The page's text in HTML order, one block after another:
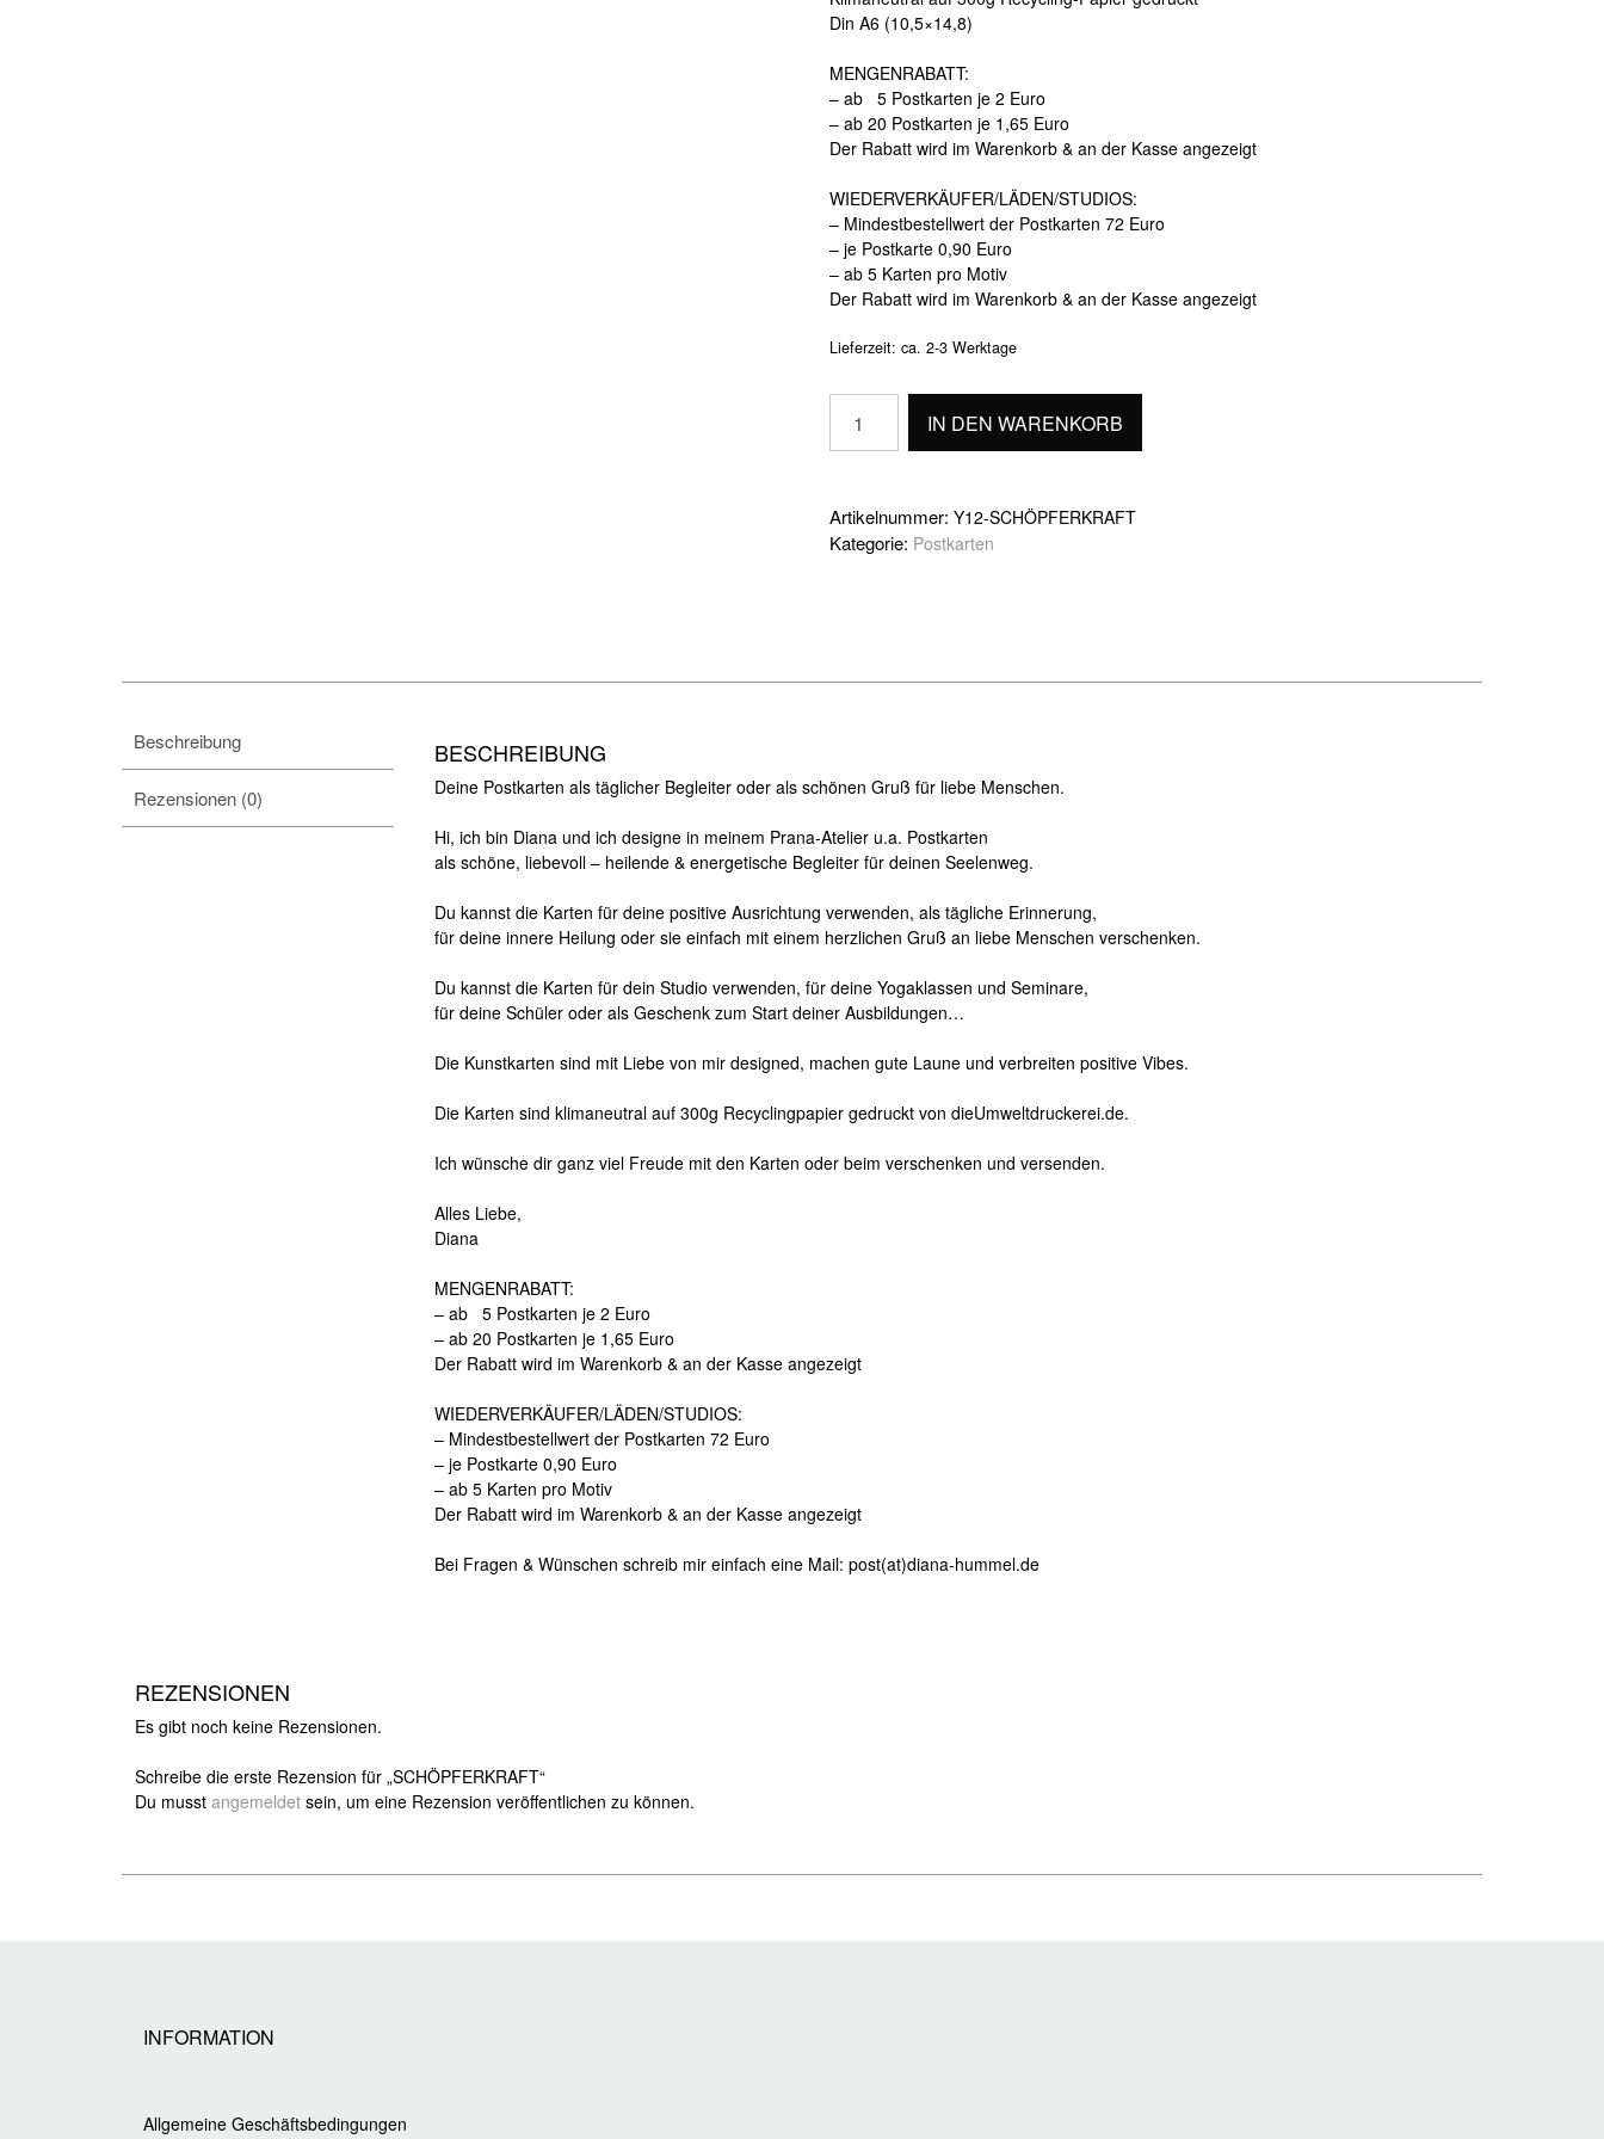
Din A6 (10,5×14,8)
MENGENRABATT:
– ab 5 Postkarten je 2 Euro
– ab 20 Postkarten je 1,65 Euro
Der Rabatt wird im Warenkorb & an der Kasse angezeigt
WIEDERVERKÄUFER/LÄDEN/STUDIOS:
– Mindestbestellwert der Postkarten 72 Euro
– je Postkarte 0,90 Euro
– ab 5 Karten pro Motiv
Der Rabatt wird im Warenkorb & an der Kasse angezeigt
Lieferzeit: ca. 2-3 Werktage
Menge
IN DEN WARENKORB
Artikelnummer: Y12-SCHÖPFERKRAFT
Kategorie: Postkarten
Beschreibung
Rezensionen (0)
BESCHREIBUNG
Deine Postkarten als täglicher Begleiter oder als schönen Gruß für liebe Menschen.
Hi, ich bin Diana und ich designe in meinem Prana-Atelier u.a. Postkarten
als schöne, liebevoll – heilende & energetische Begleiter für deinen Seelenweg.
Du kannst die Karten für deine positive Ausrichtung verwenden, als tägliche Erinnerung,
für deine innere Heilung oder sie einfach mit einem herzlichen Gruß an liebe Menschen verschenken.
Du kannst die Karten für dein Studio verwenden, für deine Yogaklassen und Seminare,
für deine Schüler oder als Geschenk zum Start deiner Ausbildungen…
Die Kunstkarten sind mit Liebe von mir designed, machen gute Laune und verbreiten positive Vibes.
Die Karten sind klimaneutral auf 300g Recyclingpapier gedruckt von dieUmweltdruckerei.de.
Ich wünsche dir ganz viel Freude mit den Karten oder beim verschenken und versenden.
Alles Liebe,
Diana
MENGENRABATT:
– ab 5 Postkarten je 2 Euro
– ab 20 Postkarten je 1,65 Euro
Der Rabatt wird im Warenkorb & an der Kasse angezeigt
WIEDERVERKÄUFER/LÄDEN/STUDIOS:
– Mindestbestellwert der Postkarten 72 Euro
– je Postkarte 0,90 Euro
– ab 5 Karten pro Motiv
Der Rabatt wird im Warenkorb & an der Kasse angezeigt
Bei Fragen & Wünschen schreib mir einfach eine Mail: post(at)diana-hummel.de
REZENSIONEN
Es gibt noch keine Rezensionen.
Schreibe die erste Rezension für „SCHÖPFERKRAFT“
Du musstangemeldet sein, um eine Rezension veröffentlichen zu können.
INFORMATION
Allgemeine Geschäftsbedingungen